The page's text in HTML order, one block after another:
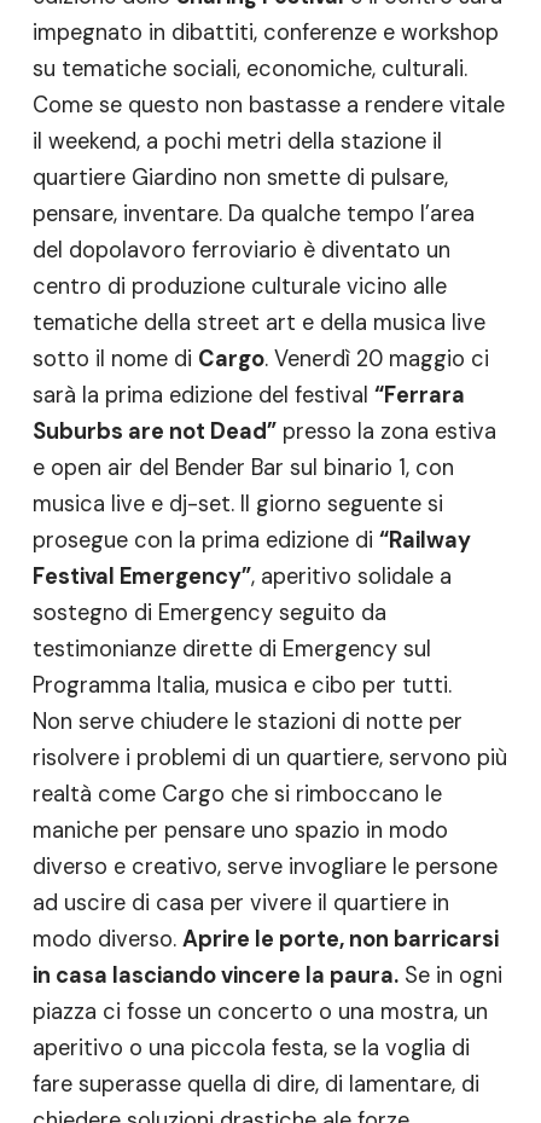
impegnato in dibattiti, conferenze e workshop
su tematiche sociali, economiche, culturali.
Come se questo non bastasse a rendere vitale
il weekend, a pochi metri della stazione il
quartiere Giardino non smette di pulsare,
pensare, inventare. Da qualche tempo l’area
del dopolavoro ferroviario è diventato un
centro di produzione culturale vicino alle
tematiche della street art e della musica live
sotto il nome di Cargo. Venerdì 20 maggio ci
sarà la prima edizione del festival “Ferrara
Suburbs are not Dead”presso la zona estiva
e open air del Bender Bar sul binario 1, con
musica live e dj-set. Il giorno seguente si
prosegue con la prima edizione di “Railway
Festival Emergency”, aperitivo solidale a
sostegno di Emergency seguito da
testimonianze dirette di Emergency sul
Programma Italia, musica e cibo per tutti.
Non serve chiudere le stazioni di notte per
risolvere i problemi di un quartiere, servono più
realtà come Cargo che si rimboccano le
maniche per pensare uno spazio in modo
diverso e creativo, serve invogliare le persone
ad uscire di casa per vivere il quartiere in
modo diverso. Aprire le porte, non barricarsi
in casa lasciando vincere la paura.Se in ogni
piazza ci fosse un concerto o una mostra, un
aperitivo o una piccola festa, se la voglia di
fare superasse quella di dire, di lamentare, di